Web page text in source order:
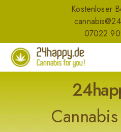
Kostenloser
07022